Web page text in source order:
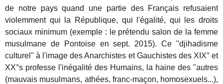
de notre pays quand une partie des Français refusaient
violemment qui la République, qui l'égalité, qui les droits
sociaux minimum (exemple : le prétendu salon de la femme
musulmane de Pontoise en sept. 2015). Ce "djihadisme
culturel" à l'image des Anarchistes et Gauchistes des XIX° et
XX°s professe l'inégalité des Humains, la haine des "autres
(mauvais musulmans, athées, franc-maçon, homosexuels...),